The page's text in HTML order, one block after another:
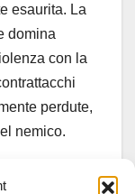
esaurita. La
domina
con la
perdute,
nemico.